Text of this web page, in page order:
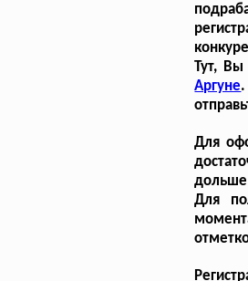
Тут,
Аргуне
Для
Для